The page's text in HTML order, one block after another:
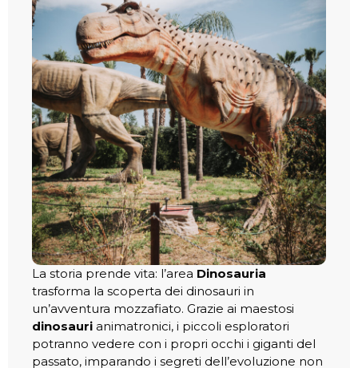
La storia prende vita: l’area Dinosauria
trasforma la scoperta dei dinosauri in
un’avventura mozzafiato. Grazie ai maestosi
dinosauri animatronici, i piccoli esploratori
potranno vedere con i propri occhi i giganti del
passato, imparando i segreti dell’evoluzione non